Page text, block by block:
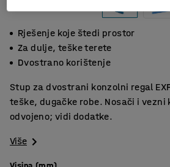
Rješenje koje štedi prostor
Za dulje, teške terete
Dvostrano korištenje
Stup za dvostrani konzolni regal
teške, dugačke robe. Nosači i vezni
odvojeno; vidi dodatke.
Više